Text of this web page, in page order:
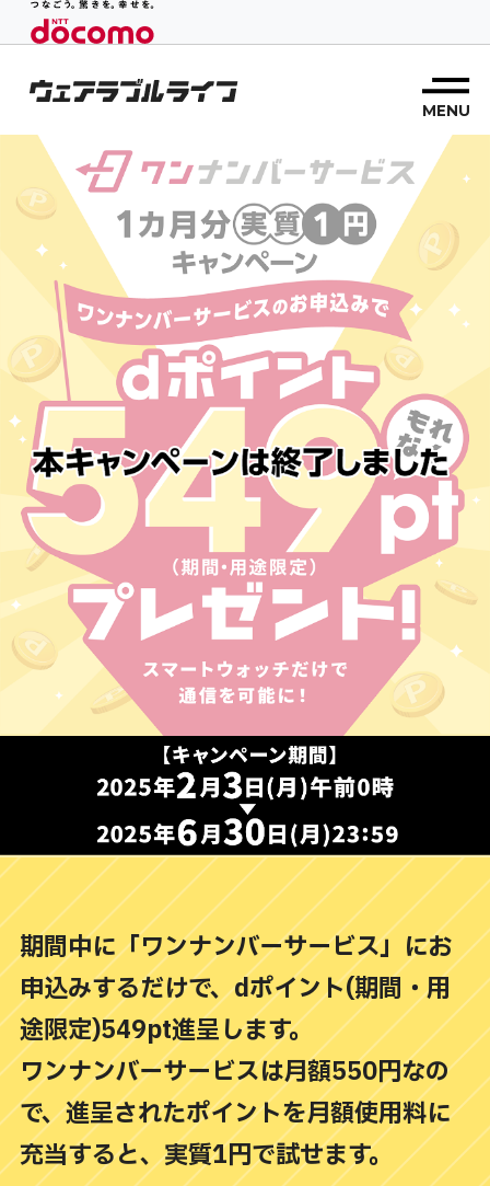
MENU
ワンナンバーサービスとは
記事一覧
デバイス一覧
利用シーン
よくあるご質問
CLOSE
期間中に「ワンナンバーサービス」にお
申込みするだけで、dポイント(期間・用
途限定)549pt進呈します。
ワンナンバーサービスは月額550円なの
で、進呈されたポイントを月額使用料に
充当すると、実質1円で試せます。